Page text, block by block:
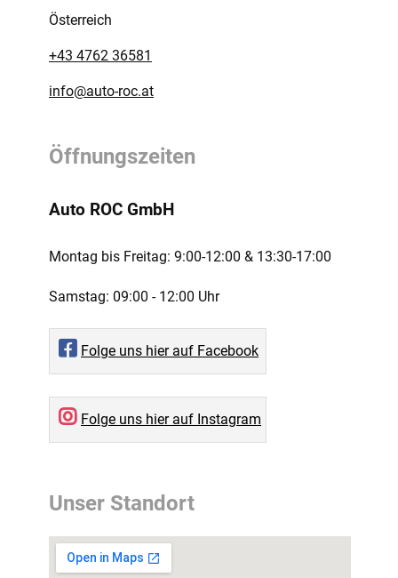
Österreich
+43 4762 36581
info@auto-roc.at
Öffnungszeiten
Auto ROC GmbH
Montag bis Freitag: 9:00-12:00 ­& 13:30-17:00
Samstag: 09:00 - 12:00 Uhr
Folge uns hier auf Facebook
Folge uns hier auf Instagram
Unser Standort